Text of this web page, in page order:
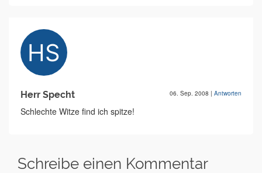
Herr Specht 06. Sep. 2008 | Antworten
Schlechte Witze find ich spitze!
Schreibe einen Kommentar